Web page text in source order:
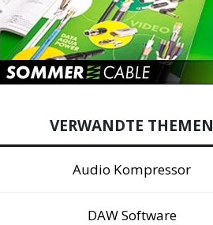
VERWANDTE THEMEN
Audio Kompressor
DAW Software